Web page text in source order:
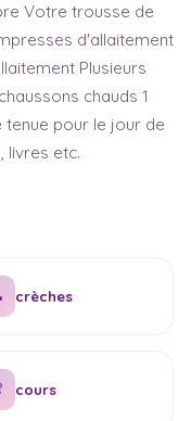
Votre trousse de
d'allaitement
Plusieurs
chauds 1
tenue pour le jour de
livres etc.
crèches
cours